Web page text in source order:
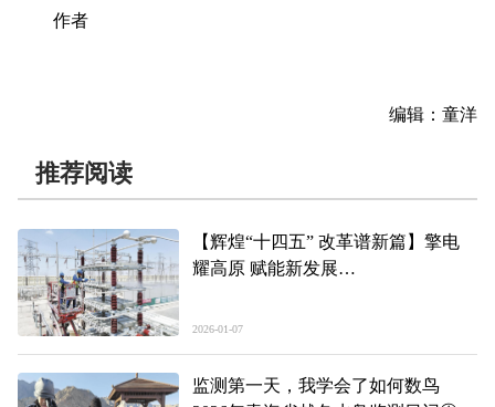
作者
编辑：童洋
推荐阅读
【辉煌“十四五” 改革谱新篇】擎电
耀高原 赋能新发展
五
2026-01-07
监测第一天，我学会了如何数鸟